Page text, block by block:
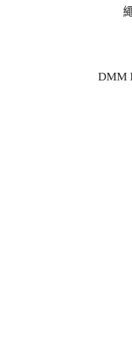
DMM